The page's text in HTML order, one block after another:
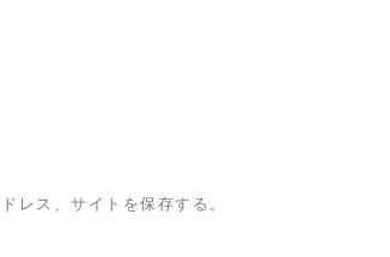
レス、サイトを保存する。